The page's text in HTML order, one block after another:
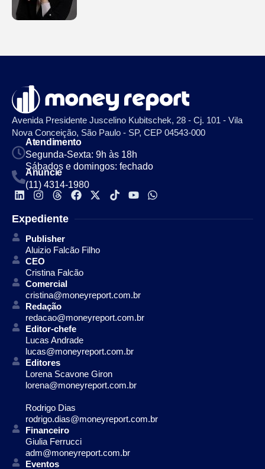
Avenida Presidente Juscelino Kubitschek, 28 - Cj. 101 - Vila
Nova Conceição, São Paulo - SP, CEP 04543-000
Atendimento
Segunda-Sexta: 9h às 18h
Sábados e domingos: fechado
Anuncie
(11) 4314-1980
Expediente
Publisher
Aluizio Falcão Filho
CEO
Cristina Falcão
Comercial
cristina@moneyreport.com.br
Redação
redacao@moneyreport.com.br
Editor-chefe
Lucas Andrade
lucas@moneyreport.com.br
Editores
Lorena Scavone Giron
lorena@moneyreport.com.br
Rodrigo Dias
rodrigo.dias@moneyreport.com.br
Financeiro
Giulia Ferrucci
adm@moneyreport.com.br
Eventos